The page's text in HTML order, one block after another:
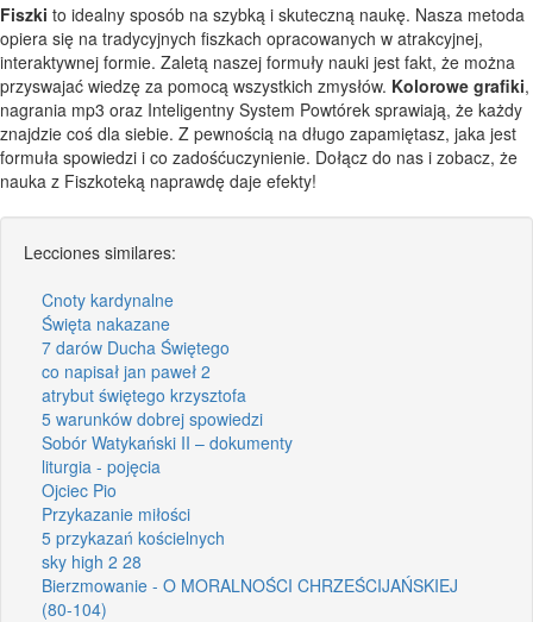
Fiszki to idealny sposób na szybką i skuteczną naukę. Nasza metoda
opiera się na tradycyjnych fiszkach opracowanych w atrakcyjnej,
interaktywnej formie. Zaletą naszej formuły nauki jest fakt, że można
przyswajać wiedzę za pomocą wszystkich zmysłów. Kolorowe grafiki,
nagrania mp3 oraz Inteligentny System Powtórek sprawiają, że każdy
znajdzie coś dla siebie. Z pewnością na długo zapamiętasz, jaka jest
formuła spowiedzi i co zadośćuczynienie. Dołącz do nas i zobacz, że
nauka z Fiszkoteką naprawdę daje efekty!
Lecciones similares:
Cnoty kardynalne
Święta nakazane
7 darów Ducha Świętego
co napisał jan paweł 2
atrybut świętego krzysztofa
5 warunków dobrej spowiedzi
Sobór Watykański II – dokumenty
liturgia - pojęcia
Ojciec Pio
Przykazanie miłości
5 przykazań kościelnych
sky high 2 28
Bierzmowanie - O MORALNOŚCI CHRZEŚCIJAŃSKIEJ
(80-104)